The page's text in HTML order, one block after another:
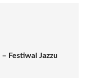
Festiwal Jazzu